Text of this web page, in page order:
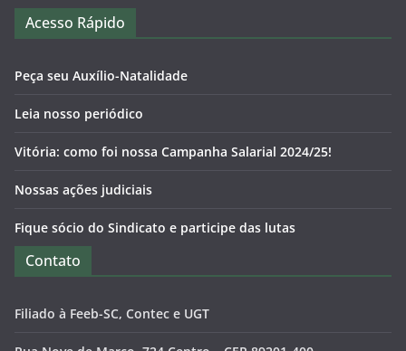
Acesso Rápido
Peça seu Auxílio-Natalidade
Leia nosso periódico
Vitória: como foi nossa Campanha Salarial 2024/25!
Nossas ações judiciais
Fique sócio do Sindicato e participe das lutas
Contato
Filiado à Feeb-SC, Contec e UGT